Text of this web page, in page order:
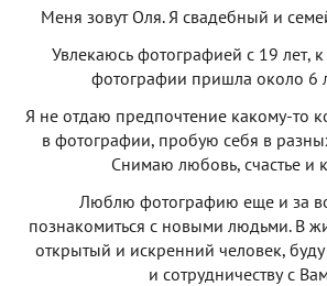
Меня зовут Оля. Я свадебный и
Увлекаюсь фотографией с 19 лет,
фотографии пришла около 6
​Я не отдаю предпочтение какому-то
в фотографии, пробую себя в
Снимаю любовь, счастье и
Люблю фотографию еще и за
познакомиться с новыми людьми. В
открытый и искренний человек,
и сотрудничеству с